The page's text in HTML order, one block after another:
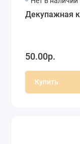
Декупажная
50.00р.
Купить